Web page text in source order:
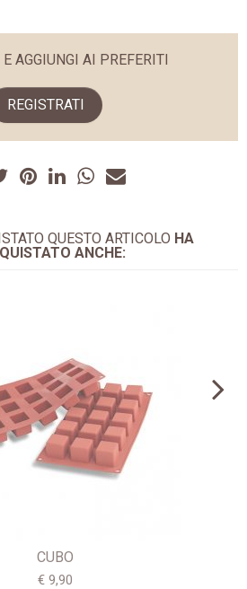
AGGIUNGI AI PREFERITI
REGISTRATI
QUESTO ARTICOLO HA
ANCHE:
CUBO
€ 9,90